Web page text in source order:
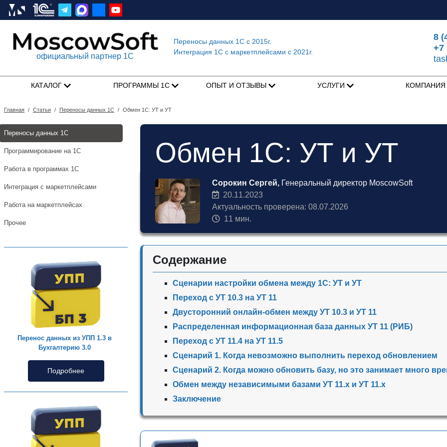
официальный партнер 1С
Переносы данных 1Сс 2015г.
Интеграция 1C с маркетплейсами с 2021г.
8
+7
КАТАЛОГ ПРОГРАММЫ 1С ОПЫТ И ОТЗЫВЫ УСЛУГИ КОМПАНИЯ
Главная / Статьи / Переносы данных 1С / Обмен 1С: УТ и УТ
Переносы данных 1С
Программирование на 1С
Работа в программах 1С
Интеграция с маркетплейсами
Работа на маркетплейсах
Прочее
Перенос данных из УПП 1.3 в
Бухгалтерию 3.0
Подробнее
Обмен 1С: УТ и УТ
Сорокин Сергей, Генеральный директор MoscowSoft
20.11.2023
Актуальность проверена: 08.07.2026
11 мин.
Содержание
Сценарии настройки обмена между 1С: УТ и УТ
Переход с УТ 10.3 на УТ 11
Двусторонний онлайн-обмен между УТ 10.3 и УТ 11
Распределенная информационная база данных УТ 11 (РИБ)
Переход с УТ 11.4 на УТ 11.5
Сценарий 1. Когда невозможно выполнить переход обновлением
Сценарий 2. Когда можно обновить базу, но это занимает много
Обмен между независимыми базами УТ 11.х и УТ 11.х
Заключение